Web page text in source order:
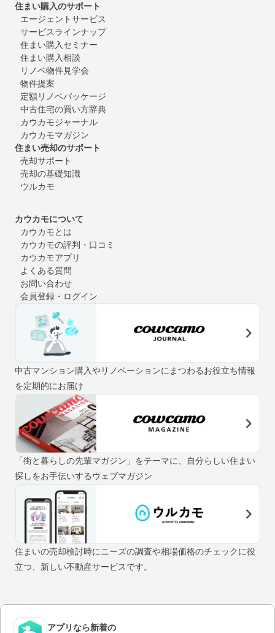
住まい購入のサポート
エージェントサービス
サービスラインナップ
住まい購入セミナー
住まい購入相談
リノベ物件見学会
物件提案
定額リノベパッケージ
中古住宅の買い方辞典
カウカモジャーナル
カウカモマガジン
住まい売却のサポート
売却サポート
売却の基礎知識
ウルカモ
カウカモについて
カウカモとは
カウカモの評判・口コミ
カウカモアプリ
よくある質問
お問い合わせ
会員登録・ログイン
中古マンション購入やリノベーションにまつわるお役立ち情報
を定期的にお届け
「街と暮らしの先輩マガジン」をテーマに、自分らしい住まい
探しをお手伝いするウェブマガジン
住まいの売却検討時にニーズの調査や相場価格のチェックに役
立つ、新しい不動産サービスです。
アプリなら新着の